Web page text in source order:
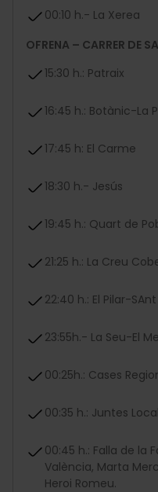
00:10 h.- La Xerea
OFRENA – CARRER DE
15:30 h.: Patraix
16:45 h.: Botànic-La
17:45 h: El Carme
18:30 h.- Jesús
19:45 h.: Quart de
21:25 h.: La Creu
22:40 h.: El Pilar-
23:55h.- La Seu-El
00:25h.: Cases
00:35 h.: Juntes
00:45 h.: Falla de la
València, Marta
Heroi Romeu.